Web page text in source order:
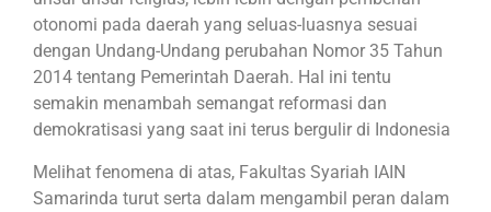
otonomi pada daerah yang seluas-luasnya sesuai
dengan Undang-Undang perubahan Nomor 35 Tahun
2014 tentang Pemerintah Daerah. Hal ini tentu
semakin menambah semangat reformasi dan
demokratisasi yang saat ini terus bergulir di Indonesia
Melihat fenomena di atas, Fakultas Syariah IAIN
Samarinda turut serta dalam mengambil peran dalam